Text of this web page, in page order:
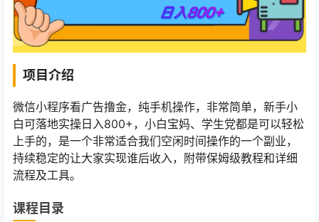
项目介绍
微信小程序看广告撸金，纯手机操作，非常简单，新手小
白可落地实操日入800+，小白宝妈、学生党都是可以轻松
上手的，是一个非常适合我们空闲时间操作的一个副业，
持续稳定的让大家实现谁后收入，附带保姆级教程和详细
流程及工具。
课程目录